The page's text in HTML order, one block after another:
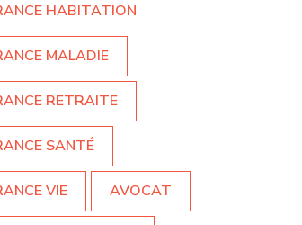
HABITATION
MALADIE
RETRAITE
SANTÉ
VIE AVOCAT